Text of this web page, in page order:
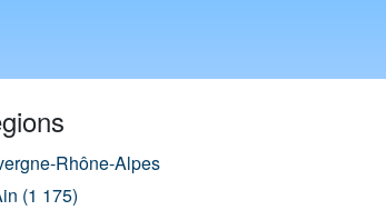
Rhône-Alpes
(1 175)